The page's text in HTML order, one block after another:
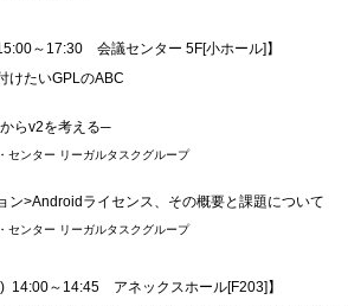
～17:30 会議センター 5F[小ホール]】
けたいGPLのABC
らv2を考える─
センター リーガルタスクグループ
ン>Androidライセンス、その概要と課題について
センター リーガルタスクグループ
) 14:00～14:45 アネックスホール[F203]】